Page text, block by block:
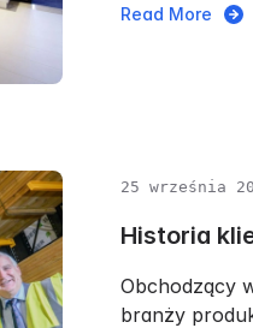
Read More
25 września
Historia
Obchodzący
branży